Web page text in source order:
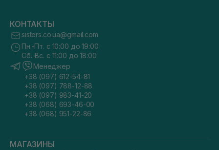
КОНТАКТЫ
sisters.co.ua@gmail.com
Пн.-Пт. с 10:00 до 19:00
Сб.-Вс. с 11:00 до 18:00
Менеджер
+38 (097) 612-54-81
+38 (097) 788-12-88
+38 (097) 983-41-20
+38 (068) 693-46-00
+38 (068) 951-22-86
МАГАЗИНЫ